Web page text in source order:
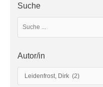
Suche
Autor/in